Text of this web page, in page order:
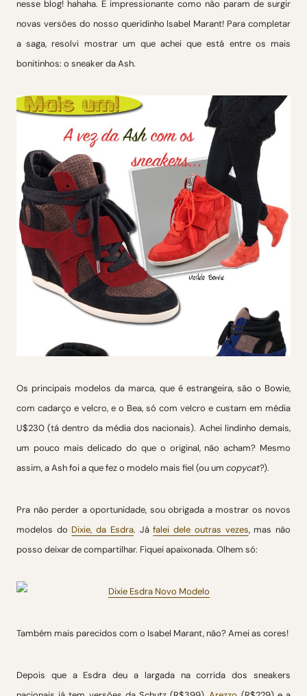
nesse blog! hahaha. É impressionante como não param de surgir
novas versões do nosso queridinho Isabel Marant! Para completar
a saga, resolvi mostrar um que achei que está entre os mais
bonitinhos: o sneaker da Ash.
Os principais modelos da marca, que é estrangeira, são o Bowie,
com cadarço e velcro, e o Bea, só com velcro e custam em média
U$230 (tá dentro da média dos nacionais). Achei lindinho demais,
um pouco mais delicado do que o original, não acham? Mesmo
assim, a Ash foi a que fez o modelo mais fiel (ou um copycat?).
Pra não perder a oportunidade, sou obrigada a mostrar os novos
modelos do Dixie, da Esdra. Jáfalei dele outras vezes, mas não
posso deixar de compartilhar. Fiquei apaixonada. Olhem só:
Também mais parecidos com o Isabel Marant, não? Amei as cores!
Depois que a Esdra deu a largada na corrida dos sneakers